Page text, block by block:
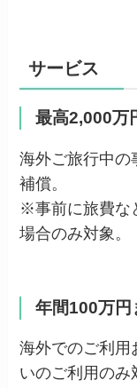
サービス
最高2,000万
海外ご旅行中の
補償。
※事前に旅費な
場合のみ対象。
年間100万円
海外でのご利用
いのご利用のみ